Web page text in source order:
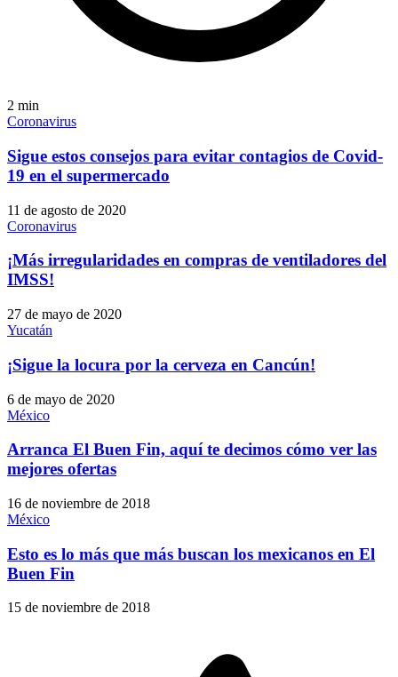
2 min
Coronavirus
Sigue estos consejos para evitar contagios de Covid-
19 en el supermercado
11 de agosto de 2020
Coronavirus
¡Más irregularidades en compras de ventiladores del
IMSS!
27 de mayo de 2020
Yucatán
¡Sigue la locura por la cerveza en Cancún!
6 de mayo de 2020
México
Arranca El Buen Fin, aquí te decimos cómo ver las
mejores ofertas
16 de noviembre de 2018
México
Esto es lo más que más buscan los mexicanos en El
Buen Fin
15 de noviembre de 2018